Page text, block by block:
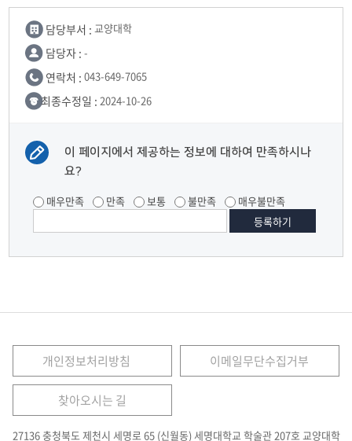
담당부서 : 교양대학
담당자 : -
연락처 : 043-649-7065
최종수정일 : 2024-10-26
이 페이지에서 제공하는 정보에 대하여 만족하시나
요?
매우만족 만족 보통 불만족 매우불만족
개인정보처리방침 이메일무단수집거부
찾아오시는 길
27136 충청북도 제천시 세명로 65 (신월동) 세명대학교 학술관 207호 교양대학